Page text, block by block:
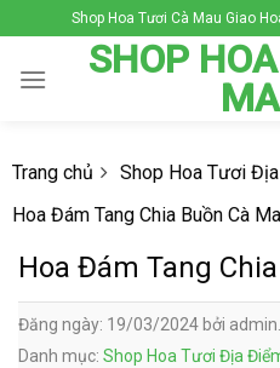
to
content
Shop Hoa Tươi Cà Mau Giao
SHOP
Trang chủ
Shop Hoa Tươi
Hoa Đám Tang Chia Buồn Cà
Hoa Đám Tang
Đăng ngày: 19/03/2024 bởi
Danh mục: Shop Hoa Tươi Địa